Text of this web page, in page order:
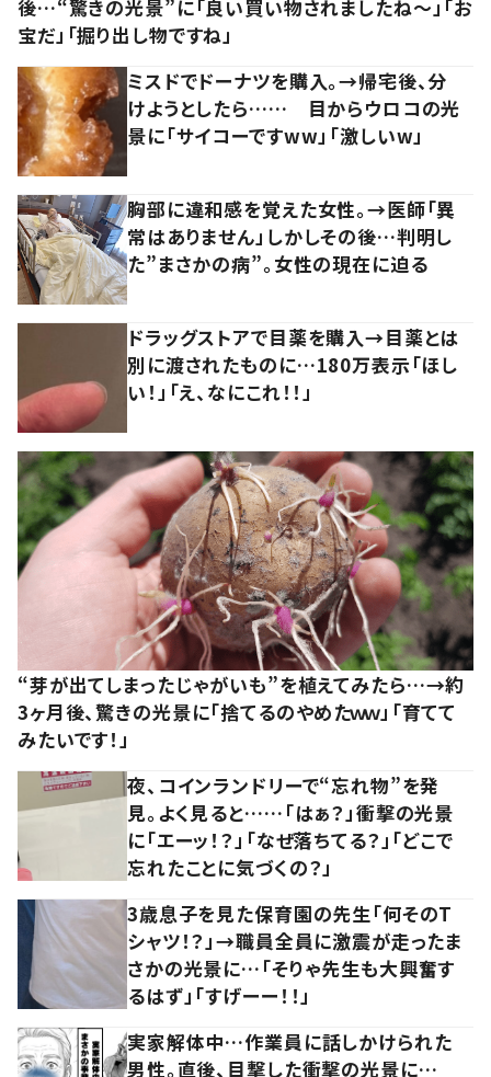
後…“驚きの光景”に「良い買い物されましたね～」「お
宝だ」「掘り出し物ですね」
ミスドでドーナツを購入。→帰宅後、分
けようとしたら…… 目からウロコの光
景に「サイコーですww」「激しいw」
胸部に違和感を覚えた女性。→医師「異
常はありません」しかしその後…判明し
た”まさかの病”。女性の現在に迫る
ドラッグストアで目薬を購入→目薬とは
別に渡されたものに…180万表示「ほし
い！」「え、なにこれ！！」
“芽が出てしまったじゃがいも”を植えてみたら…→約
3ヶ月後、驚きの光景に「捨てるのやめたｗｗ」「育てて
みたいです！」
夜、コインランドリーで“忘れ物”を発
見。よく見ると……「はぁ？」衝撃の光景
に「エーッ！？」「なぜ落ちてる？」「どこで
忘れたことに気づくの？」
3歳息子を見た保育園の先生「何そのT
シャツ！？」→職員全員に激震が走ったま
さかの光景に…「そりゃ先生も大興奮す
るはず」「すげーー！！」
実家解体中…作業員に話しかけられた
男性。直後、目撃した衝撃の光景に…